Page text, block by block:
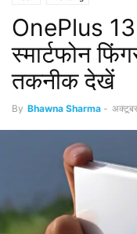
OnePlus 13
स्मार्टफोन
तकनीक देखें
By Bhawna Sharma -